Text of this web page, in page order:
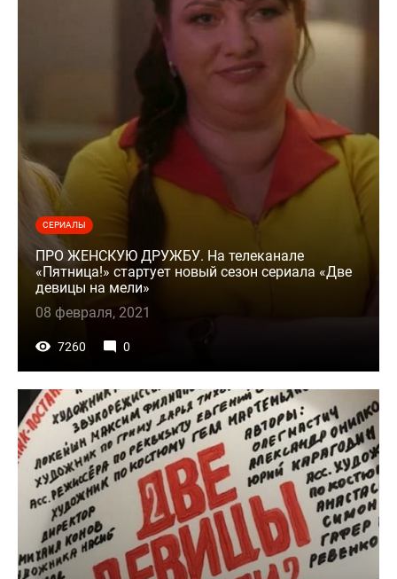
СЕРИАЛЫ
ПРО ЖЕНСКУЮ ДРУЖБУ. На телеканале
«Пятница!» стартует новый сезон сериала «Две
девицы на мели»
08 февраля, 2021
7260 0